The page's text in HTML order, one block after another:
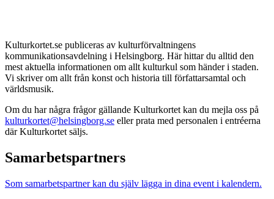
Kulturkortet.se publiceras av kulturförvaltningens
kommunikationsavdelning i Helsingborg. Här hittar du alltid den
mest aktuella informationen om allt kulturkul som händer i staden.
Vi skriver om allt från konst och historia till författarsamtal och
världsmusik.
Om du har några frågor gällande Kulturkortet kan du mejla oss på
kulturkortet@helsingborg.se eller prata med personalen i entréerna
där Kulturkortet säljs.
Samarbetspartners
Som samarbetspartner kan du själv lägga in dina event i kalendern.